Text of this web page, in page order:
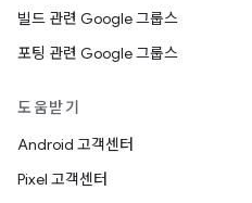
빌드 관련 Google 그룹스
포팅 관련 Google 그룹스
도움받기
Android 고객센터
Pixel 고객센터